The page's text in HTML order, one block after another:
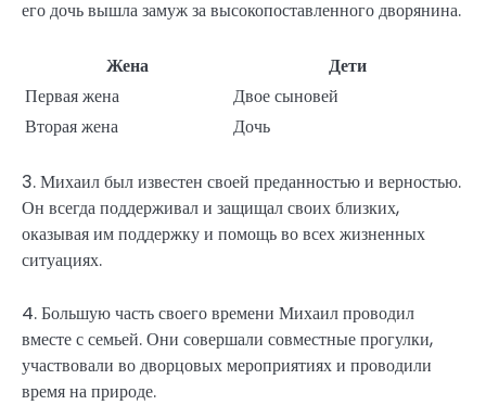
его дочь вышла замуж за высокопоставленного дворянина.
Жена
Дети
Первая жена
Двое сыновей
Вторая жена
Дочь
3. Михаил был известен своей преданностью и верностью.
Он всегда поддерживал и защищал своих близких,
оказывая им поддержку и помощь во всех жизненных
ситуациях.
4. Большую часть своего времени Михаил проводил
вместе с семьей. Они совершали совместные прогулки,
участвовали во дворцовых мероприятиях и проводили
время на природе.